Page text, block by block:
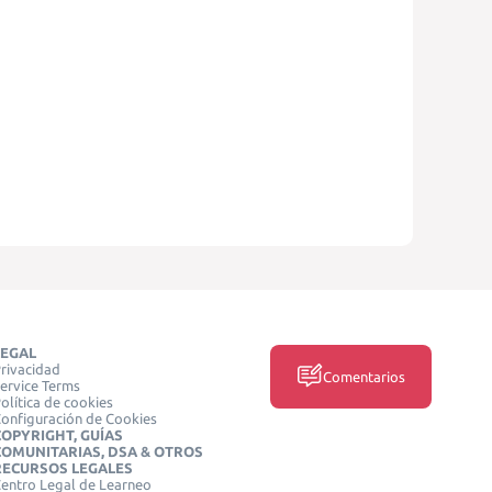
Terms
de cookies
de Cookies
GUÍAS
DSA & OTROS
LEGALES
Legal de Learneo
Comentarios